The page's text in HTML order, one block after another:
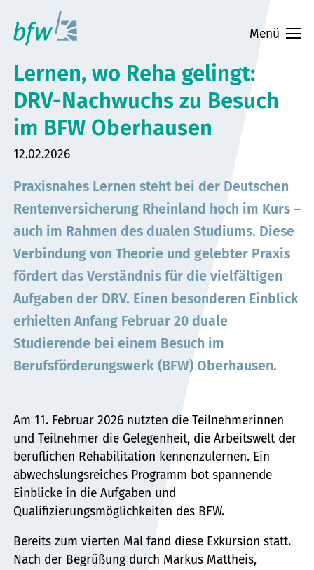
Hauptinhalt
springen
Menü
Lernen, wo Reha gelingt:
DRV-Nachwuchs zu Besuch
im BFW Oberhausen
Datum:
12.02.2026
Praxisnahes Lernen steht bei der Deutschen
Rentenversicherung Rheinland hoch im Kurs –
auch im Rahmen des dualen Studiums. Diese
Verbindung von Theorie und gelebter Praxis
fördert das Verständnis für die vielfältigen
Aufgaben der DRV. Einen besonderen Einblick
erhielten Anfang Februar 20 duale
Studierende bei einem Besuch im
Berufsförderungswerk (BFW) Oberhausen.
Am 11. Februar 2026 nutzten die Teilnehmerinnen
und Teilnehmer die Gelegenheit, die Arbeitswelt der
beruflichen Rehabilitation kennenzulernen. Ein
abwechslungsreiches Programm bot spannende
Einblicke in die Aufgaben und
Qualifizierungsmöglichkeiten des BFW.
Bereits zum vierten Mal fand diese Exkursion statt.
Nach der Begrüßung durch Markus Mattheis,